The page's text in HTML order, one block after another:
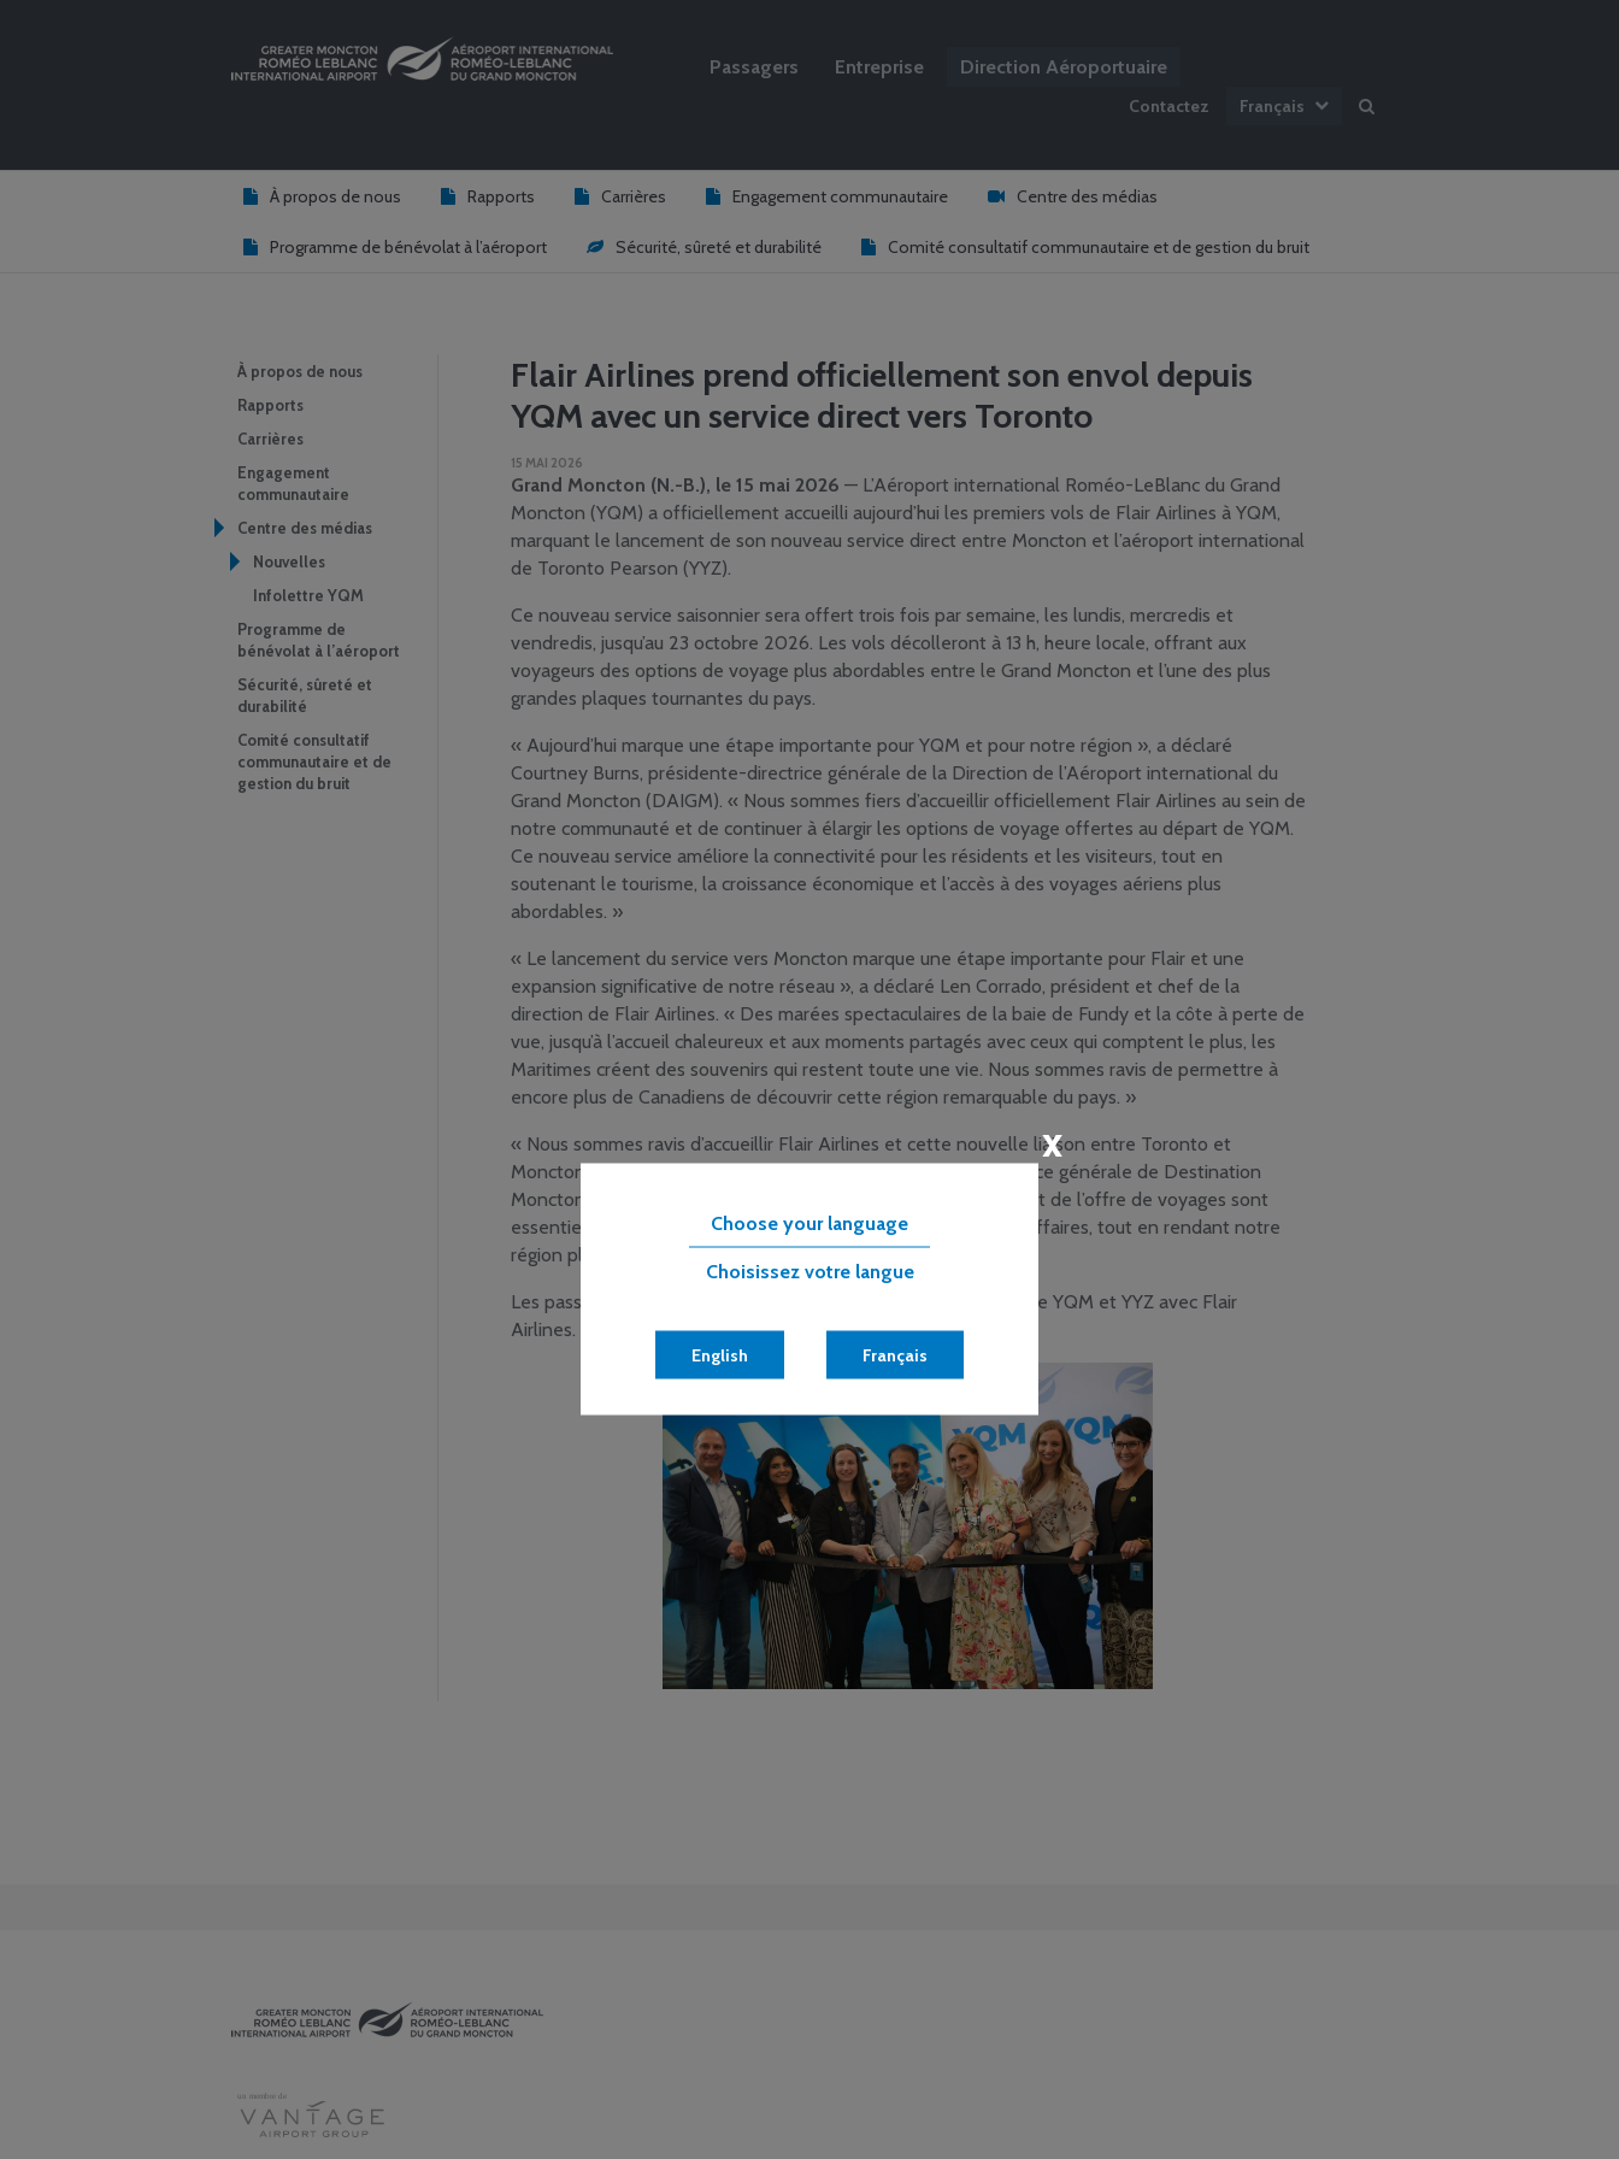
Choose your language
Choisissez votre langue
English Français
x
Passagers Entreprise Direction Aéroportuaire
Contactez Français
À propos de nous Rapports Carrières Engagement communautaire Centre des médias
Programme de bénévolat à l’aéroport Sécurité, sûreté et durabilité Comité consultatif communautaire et de gestion du bruit
Flair Airlines prend officiellement son envol depuis
YQM avec un service direct vers Toronto
15 MAI 2026
Grand Moncton (N.-B.), le 15 mai 2026 — L’Aéroport international Roméo-LeBlanc du Grand
Moncton (YQM) a officiellement accueilli aujourd’hui les premiers vols de Flair Airlines à YQM,
marquant le lancement de son nouveau service direct entre Moncton et l’aéroport international
de Toronto Pearson (YYZ).
Ce nouveau service saisonnier sera offert trois fois par semaine, les lundis, mercredis et
vendredis, jusqu’au 23 octobre 2026. Les vols décolleront à 13 h, heure locale, offrant aux
voyageurs des options de voyage plus abordables entre le Grand Moncton et l’une des plus
grandes plaques tournantes du pays.
« Aujourd’hui marque une étape importante pour YQM et pour notre région », a déclaré
Courtney Burns, présidente-directrice générale de la Direction de l’Aéroport international du
Grand Moncton (DAIGM). « Nous sommes fiers d’accueillir officiellement Flair Airlines au sein de
notre communauté et de continuer à élargir les options de voyage offertes au départ de YQM.
Ce nouveau service améliore la connectivité pour les résidents et les visiteurs, tout en
soutenant le tourisme, la croissance économique et l’accès à des voyages aériens plus
abordables. »
« Le lancement du service vers Moncton marque une étape importante pour Flair et une
expansion significative de notre réseau », a déclaré Len Corrado, président et chef de la
direction de Flair Airlines. « Des marées spectaculaires de la baie de Fundy et la côte à perte de
vue, jusqu’à l’accueil chaleureux et aux moments partagés avec ceux qui comptent le plus, les
Maritimes créent des souvenirs qui restent toute une vie. Nous sommes ravis de permettre à
encore plus de Canadiens de découvrir cette région remarquable du pays. »
« Nous sommes ravis d’accueillir Flair Airlines et cette nouvelle liaison entre Toronto et
Moncton-Dieppe », a déclaré Jillian Somers, Présidente-directrice générale de Destination
Moncton-Dieppe. « L’amélioration des liaisons et l’élargissement de l’offre de voyages sont
essentiels pour stimuler le tourisme de loisirs et les voyages d’affaires, tout en rendant notre
région plus accessible que jamais. »
Les passagers peuvent désormais réserver des vols directs entre YQM et YYZ avec Flair
Airlines.
À propos de nous
Rapports
Carrières
Engagement
communautaire
Centre des médias
Nouvelles
Infolettre YQM
Programme de
bénévolat à l’aéroport
Sécurité, sûreté et
durabilité
Comité consultatif
communautaire et de
gestion du bruit